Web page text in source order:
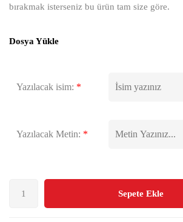
bırakmak isterseniz bu ürün tam size göre.
Dosya Yükle
Yazılacak isim: *
Yazılacak Metin: *
Sepete Ekle